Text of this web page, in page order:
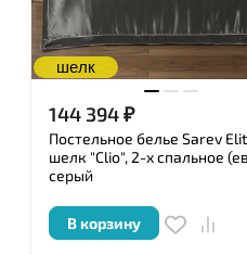
шелк
144 394₽
Постельное белье Sarev
шелк "Clio", 2-х спальное
серый
В корзину